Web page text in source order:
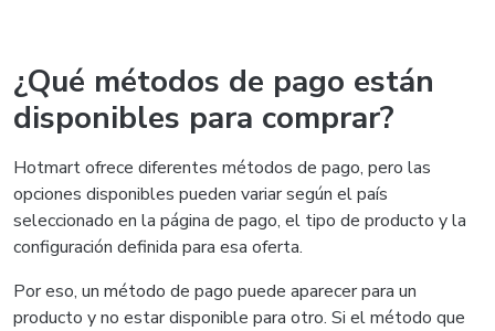
¿Qué métodos de pago están
disponibles para comprar?
Hotmart ofrece diferentes métodos de pago, pero las
opciones disponibles pueden variar según el país
seleccionado en la página de pago, el tipo de producto y la
configuración definida para esa oferta.
Por eso, un método de pago puede aparecer para un
producto y no estar disponible para otro. Si el método que